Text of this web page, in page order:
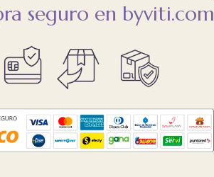
seguro en byviti.com